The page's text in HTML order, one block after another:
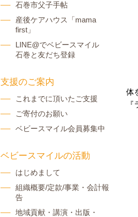
体
石巻市父子手帖
産後ケアハウス「mama
first」
LINE@でベビースマイル
石巻と友だち登録
支援のご案内
これまでに頂いたご支援
ご寄付のお願い
ベビースマイル会員募集中
ベビースマイルの活動
はじめまして
組織概要/定款/事業・会計報
告
地域貢献・講演・出版・